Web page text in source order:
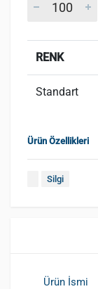
RENK
Standart
Ürün Özellikleri
Silgi
Ürün İsmi